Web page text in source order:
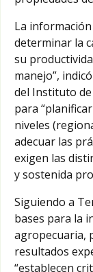
La
determinar la
su
manejo”,
del Instituto de
para
niveles
adecuar las
exigen las
y sostenida
Siguiendo a
bases para la
agropecuaria,
resultados
“establecen